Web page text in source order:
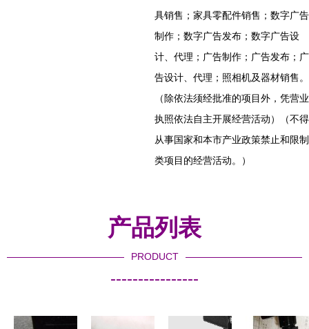
具销售；家具零配件销售；数字广告
制作；数字广告发布；数字广告设
计、代理；广告制作；广告发布；广
告设计、代理；照相机及器材销售。
（除依法须经批准的项目外，凭营业
执照依法自主开展经营活动）（不得
从事国家和本市产业政策禁止和限制
类项目的经营活动。）
产品列表
PRODUCT
----------------